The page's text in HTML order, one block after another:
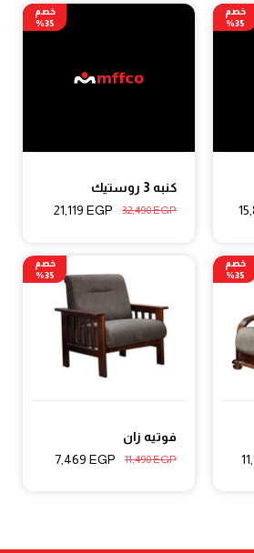
خصم
35%
كنبه 3 روستيك
32,490EGP
21,119 EGP
خصم
35%
خصم
35%
فوتيه زان
11,490EGP
7,469 EGP
خصم
35%